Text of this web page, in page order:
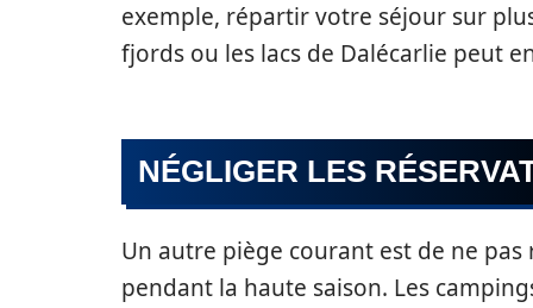
exemple, répartir votre séjour sur
fjords ou les lacs de Dalécarlie peut
NÉGLIGER LES
Un autre piège courant est de ne pas
pendant la haute saison. Les